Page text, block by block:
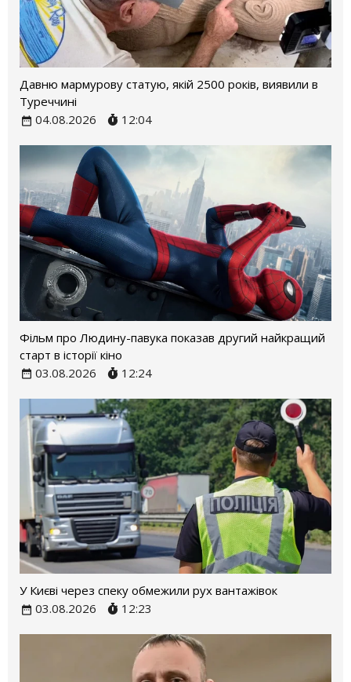
Давню мармурову статую, якій 2500 років, виявили в
Туреччині
04.08.2026
12:04
Фільм про Людину-павука показав другий найкращий
старт в історії кіно
03.08.2026
12:24
У Києві через спеку обмежили рух вантажівок
03.08.2026
12:23